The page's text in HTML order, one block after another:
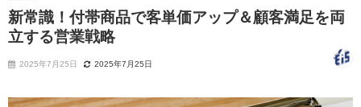
新常識！付帯商品で客単価アップ＆顧客満足を両
立する営業戦略
2025年7月25日 2025年7月25日